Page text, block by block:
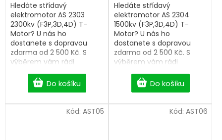
Do košíku
Hledáte střídavý
elektromotor AS 2303
2300kv (F3P,3D,4D) T-
Motor? U nás ho
dostanete s dopravou
zdarma od 2 500 Kč. S
výběrem vám rádi
pomůžeme. Rozměr
28x17mm.
Do košíku
Hledáte střídavý
elektromotor AS 2304
1500kv (F3P,3D,4D) T-
Motor? U nás ho
dostanete s dopravou
zdarma od 2 500 Kč. S
výběrem vám rádi
pomůžeme. Rozměr
28x18mm.
Kód: AST05 Kód: AST06